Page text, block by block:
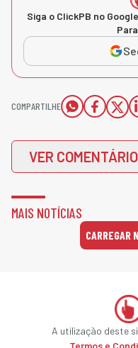
Siga o ClickPB no
COMPARTILHE
VER
MAIS NOTÍCIAS
CARREGAR
A utilização deste
Termos e